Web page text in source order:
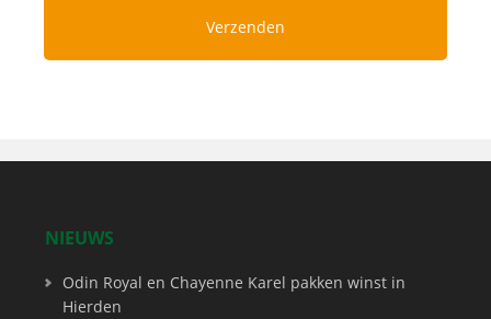
NIEUWS
Odin Royal en Chayenne Karel pakken winst in
Hierden